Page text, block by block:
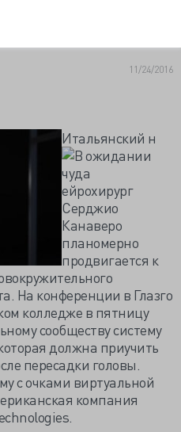
11/24/2016
Итальянский н
ейрохирург
Серджио
Канаверо
планомерно
продвигается к
На конференции в Глазго
колледже в пятницу
сообществу систему
должна приучить
пересадки головы.
с очками виртуальной
компания